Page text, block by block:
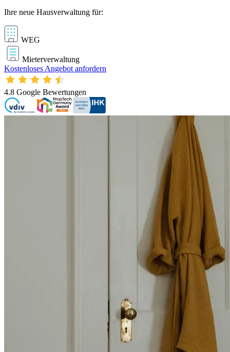
Ihre neue Hausverwaltung für:
WEG
Mieterverwaltung
Kostenloses Angebot anfordern
4.8 Google Bewertungen